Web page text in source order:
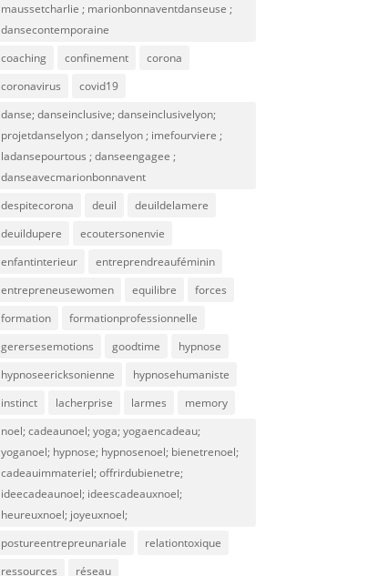
maussetcharlie ; marionbonnaventdanseuse ;
dansecontemporaine
coaching
confinement
corona
coronavirus
covid19
danse; danseinclusive; danseinclusivelyon;
projetdanselyon ; danselyon ; imefourviere ;
ladansepourtous ; danseengagee ;
danseavecmarionbonnavent
despitecorona
deuil
deuildelamere
deuildupere
ecoutersonenvie
enfantinterieur
entreprendreauféminin
entrepreneusewomen
equilibre
forces
formation
formationprofessionnelle
gerersesemotions
goodtime
hypnose
hypnoseericksonienne
hypnosehumaniste
instinct
lacherprise larmes
memory
noel; cadeaunoel; yoga; yogaencadeau;
yoganoel; hypnose; hypnosenoel; bienetrenoel;
cadeauimmateriel; offrirdubienetre;
ideecadeaunoel; ideescadeauxnoel;
heureuxnoel; joyeuxnoel;
postureentrepreunariale
relationtoxique
ressources
réseau